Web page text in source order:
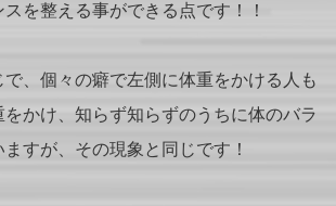
を整える事ができる点です！！
、個々の癖で左側に体重をかける人も
かけ、知らず知らずのうちに体のバラ
すが、その現象と同じです！